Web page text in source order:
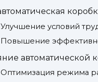
Улучшение условий
Повышение
автоматической
Оптимизация режима